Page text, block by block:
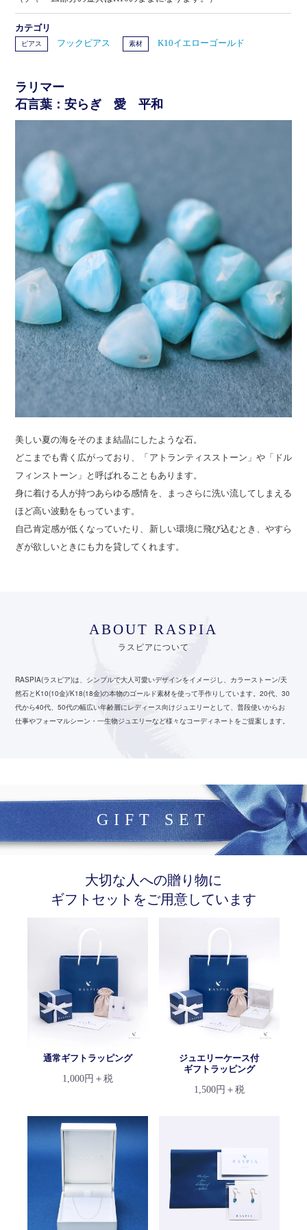
カテゴリ
ピアス フックピアス 素材 K10イエローゴールド
ラリマー
石言葉：安らぎ 愛 平和
美しい夏の海をそのまま結晶にしたような石。
どこまでも青く広がっており、「アトランティスストーン」や「ドル
フィンストーン」と呼ばれることもあります。
身に着ける人が持つあらゆる感情を、まっさらに洗い流してしまえる
ほど高い波動をもっています。
自己肯定感が低くなっていたり、新しい環境に飛び込むとき、やすら
ぎが欲しいときにも力を貸してくれます。
ABOUT RASPIA
ラスピアについて
RASPIA(ラスピア)は、シンプルで大人可愛いデザインをイメージし、カラーストーン/天
然石とK10(10金)/K18(18金)の本物のゴールド素材を使って手作りしています。20代、30
代から40代、50代の幅広い年齢層にレディース向けジュエリーとして、普段使いからお
仕事やフォーマルシーン・一生物ジュエリーなど様々なコーディネートをご提案します。
GIFT SET
大切な人への贈り物に
ギフトセットをご用意しています
通常ギフトラッピング
1,000円＋税
ジュエリーケース付
ギフトラッピング
1,500円＋税